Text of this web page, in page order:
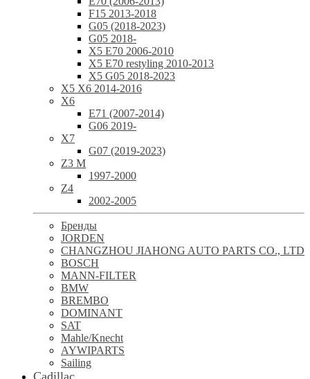
F15 2013-2018
G05 (2018-2023)
G05 2018-
X5 E70 2006-2010
X5 E70 restyling 2010-2013
X5 G05 2018-2023
X5 X6 2014-2016
X6
E71 (2007-2014)
G06 2019-
X7
G07 (2019-2023)
Z3 M
1997-2000
Z4
2002-2005
Бренды
JORDEN
CHANGZHOU JIAHONG AUTO PARTS CO., LTD
BOSCH
MANN-FILTER
BMW
BREMBO
DOMINANT
SAT
Mahle/Knecht
AYWIPARTS
Sailing
Cadillac